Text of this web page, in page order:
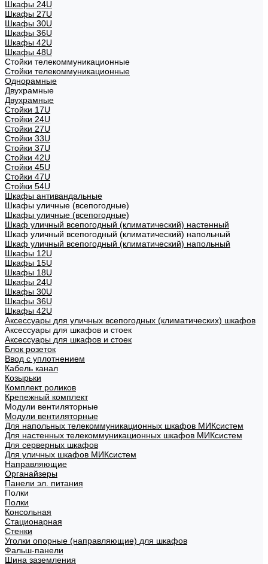
Шкафы 24U
Шкафы 27U
Шкафы 30U
Шкафы 36U
Шкафы 42U
Шкафы 48U
Стойки телекоммуникационные
Стойки телекоммуникационные
Однорамные
Двухрамные
Двухрамные
Стойки 17U
Стойки 24U
Стойки 27U
Стойки 33U
Стойки 37U
Стойки 42U
Стойки 45U
Стойки 47U
Стойки 54U
Шкафы антивандальные
Шкафы уличные (всепогодные)
Шкафы уличные (всепогодные)
Шкаф уличный всепогодный (климатический) настенный
Шкаф уличный всепогодный (климатический) напольный
Шкаф уличный всепогодный (климатический) напольный
Шкафы 12U
Шкафы 15U
Шкафы 18U
Шкафы 24U
Шкафы 30U
Шкафы 36U
Шкафы 42U
Аксессуары для уличных всепогодных (климатических) шкафов
Аксессуары для шкафов и стоек
Аксессуары для шкафов и стоек
Блок розеток
Ввод с уплотнением
Кабель канал
Козырьки
Комплект роликов
Крепежный комплект
Модули вентиляторные
Модули вентиляторные
Для напольных телекоммуникационных шкафов МИКсистем
Для настенных телекоммуникационных шкафов МИКсистем
Для серверных шкафов
Для уличных шкафов МИКсистем
Направляющие
Органайзеры
Панели эл. питания
Полки
Полки
Консольная
Стационарная
Стенки
Уголки опорные (направляющие) для шкафов
Фальш-панели
Шина заземления